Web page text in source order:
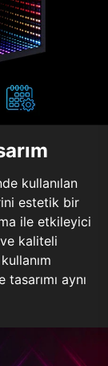
kullanılan
estetik bir
ile etkileyici
kaliteli
aynı